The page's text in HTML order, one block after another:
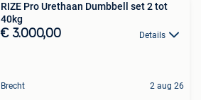
RIZE Pro Urethaan Dumbbell set 2 tot
40kg
€ 3.000,00 Details
Brecht 2 aug 26